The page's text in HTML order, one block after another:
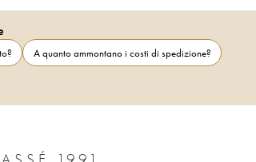
A quanto ammontano i costi di spedizione?